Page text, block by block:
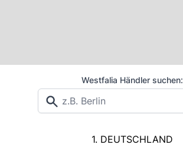
Westfalia Händler suchen:
1. DEUTSCHLAND